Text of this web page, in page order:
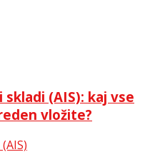
(AIS): kaj vse
vložite?